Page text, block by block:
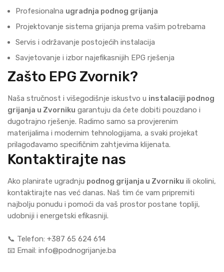
Profesionalna ugradnja podnog grijanja
Projektovanje sistema grijanja prema vašim potrebama
Servis i održavanje postojećih instalacija
Savjetovanje i izbor najefikasnijih EPG rješenja
Zašto EPG Zvornik?
Naša stručnost i višegodišnje iskustvo u instalaciji podnog
grijanja u Zvorniku garantuju da ćete dobiti pouzdano i
dugotrajno rješenje. Radimo samo sa provjerenim
materijalima i modernim tehnologijama, a svaki projekat
prilagođavamo specifičnim zahtjevima klijenata.
Kontaktirajte nas
Ako planirate ugradnju podnog grijanja u Zvorniku ili okolini,
kontaktirajte nas već danas. Naš tim će vam pripremiti
najbolju ponudu i pomoći da vaš prostor postane topliji,
udobniji i energetski efikasniji.
📞 Telefon: +387 65 624 614
📧 Email: info@podnogrijanje.ba